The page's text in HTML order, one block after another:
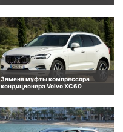
Замена муфты компрессора
кондиционера Volvo XC60